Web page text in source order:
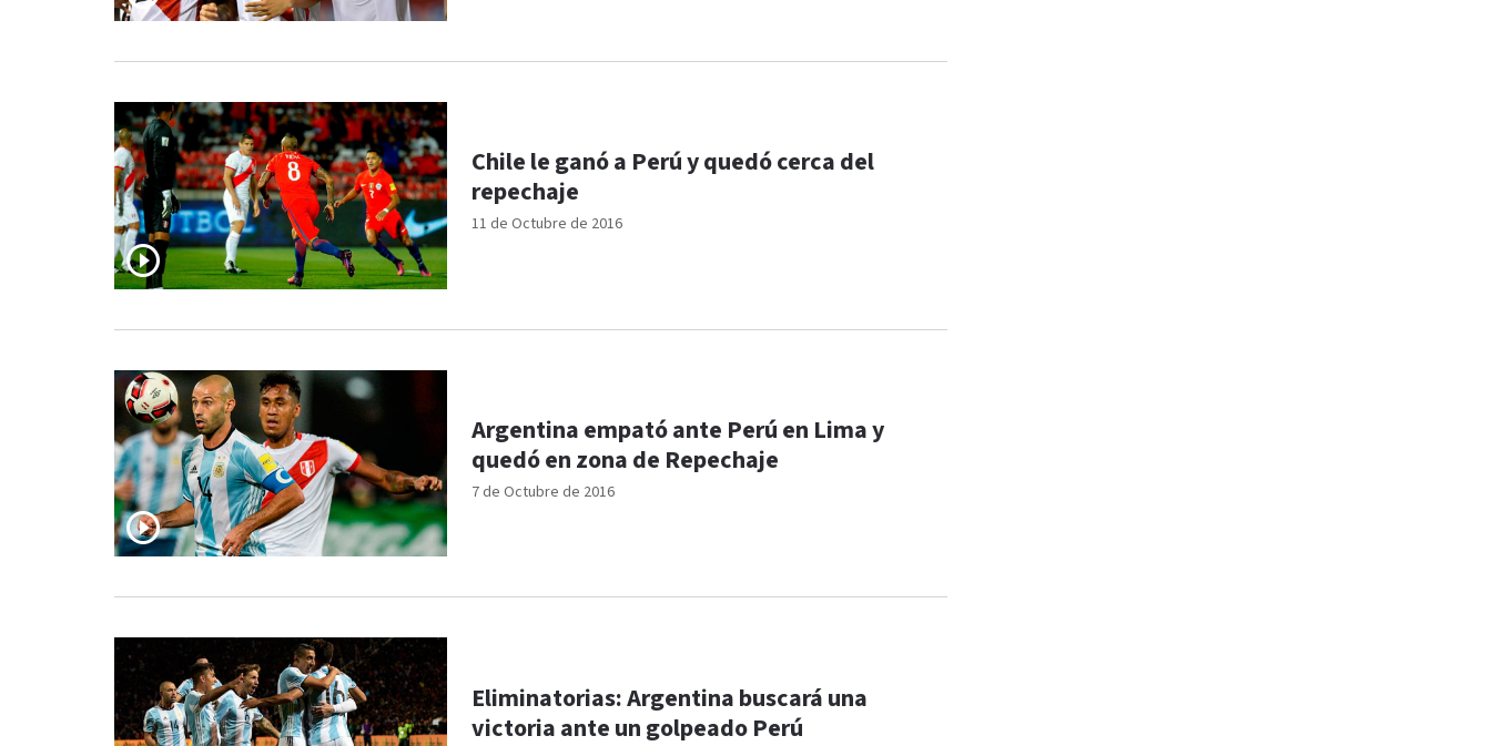
11 de Octubre de 2016
Chile le ganó a Perú y quedó cerca del
repechaje
7 de Octubre de 2016
Argentina empató ante Perú en Lima y
quedó en zona de Repechaje
Eliminatorias: Argentina buscará una
victoria ante un golpeado Perú